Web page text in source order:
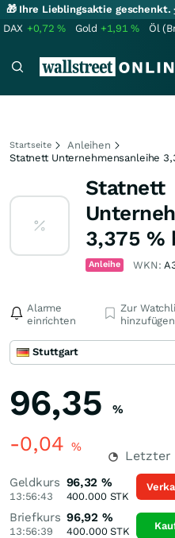
🎁 Ihre Lieblingsaktie geschenkt.
DAX +0,72% Gold +1,91% Öl
Startseite
Anleihen
Statnett Unternehmensanleihe
Statnett
3,375 %
Anleihe WKN:
Alarme
einrichten
Zur
hinzufügen
Stuttgart
96,35 %
-0,04 %
Letzter
Geldkurs
13:56:43
96,32 %
400.000STK
Briefkurs
13:56:39
96,92 %
400.000STK